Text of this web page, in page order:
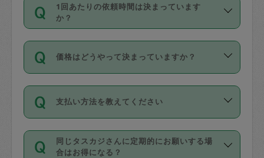
1回あたりの依頼時間は決まっています
か？
依頼1回につき3時間固定です。3時間を
超えて依頼したい場合は、延長機能をご
利用ください。機能をご利用いただくに
の上事前申請することが必要です。な
お、3時間を下回っても、値引き等はござ
いません。
価格はどうやって決まっていますか？
11種類の価格帯の中からタスカジさん自
身が価格を選んで設定しています。
タスカジさんの価格設定には最初は制限
があり、レビュー件数、レビューの平均
値、などで除々に設定可能な最高額が上
支払い方法を教えてください
お支払方法はクレジットカード（Visa／
Master／JCB／AMERICAN EXPRESS／
同じタスカジさんに定期的にお願いする場
合はお得になる？